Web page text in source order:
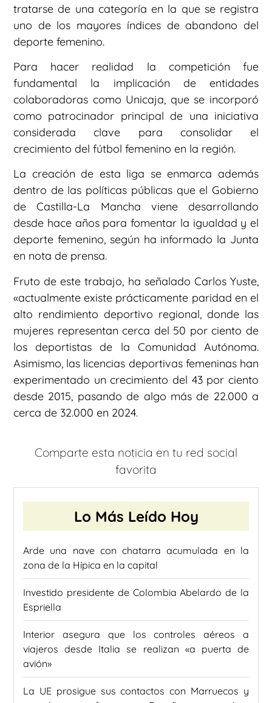
tratarse de una categoría en la que se registra
uno de los mayores índices de abandono del
deporte femenino.
Para hacer realidad la competición fue
fundamental la implicación de entidades
colaboradoras como Unicaja, que se incorporó
como patrocinador principal de una iniciativa
considerada clave para consolidar el
crecimiento del fútbol femenino en la región.
La creación de esta liga se enmarca además
dentro de las políticas públicas que el Gobierno
de Castilla-La Mancha viene desarrollando
desde hace años para fomentar la igualdad y el
deporte femenino, según ha informado la Junta
en nota de prensa.
Fruto de este trabajo, ha señalado Carlos Yuste,
«actualmente existe prácticamente paridad en el
alto rendimiento deportivo regional, donde las
mujeres representan cerca del 50 por ciento de
los deportistas de la Comunidad Autónoma.
Asimismo, las licencias deportivas femeninas han
experimentado un crecimiento del 43 por ciento
desde 2015, pasando de algo más de 22.000 a
cerca de 32.000 en 2024.
Comparte esta noticia en tu red social
favorita
Lo Más Leído Hoy
Arde una nave con chatarra acumulada en la
zona de la Hípica en la capital
Investido presidente de Colombia Abelardo de la
Espriella
Interior asegura que los controles aéreos a
viajeros desde Italia se realizan «a puerta de
avión»
La UE prosigue sus contactos con Marruecos y